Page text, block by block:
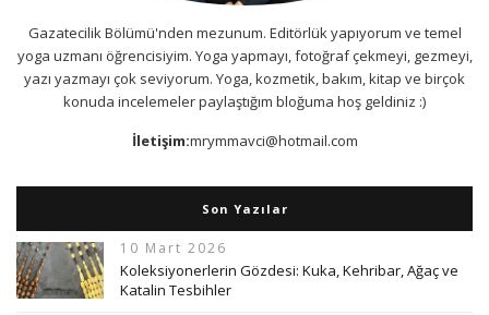
Gazatecilik Bölümü'nden mezunum. Editörlük yapıyorum ve temel
yoga uzmanı öğrencisiyim. Yoga yapmayı, fotoğraf çekmeyi, gezmeyi,
yazı yazmayı çok seviyorum. Yoga, kozmetik, bakım, kitap ve birçok
konuda incelemeler paylaştığım bloğuma hoş geldiniz :)
İletişim:mrymmavci@hotmail.com
Son Yazılar
10 Mart 2026
Koleksiyonerlerin Gözdesi: Kuka, Kehribar, Ağaç ve
Katalin Tesbihler